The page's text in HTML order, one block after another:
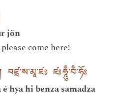
jön
come here!
བཛྲ་ས་མཱ་ཛ༔ ཛཿཧཱུྃ་བྃ་ཧོཿ
hya hi benza samadza